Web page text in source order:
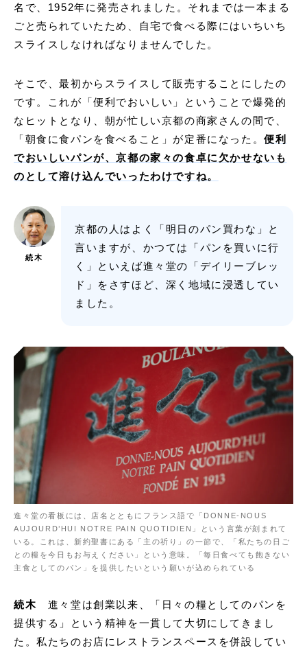
名で、1952年に発売されました。それまでは一本まる
ごと売られていたため、自宅で食べる際にはいちいち
スライスしなければなりませんでした。
そこで、最初からスライスして販売することにしたの
です。これが「便利でおいしい」ということで爆発的
なヒットとなり、朝が忙しい京都の商家さんの間で、
「朝食に食パンを食べること」が定番になった。便利
でおいしいパンが、京都の家々の食卓に欠かせないも
のとして溶け込んでいったわけですね。
続木
京都の人はよく「明日のパン買わな」と
言いますが、かつては「パンを買いに行
く」といえば進々堂の「デイリーブレッ
ド」をさすほど、深く地域に浸透してい
ました。
進々堂の看板には、店名とともにフランス語で「DONNE-NOUS
AUJOURD’HUI NOTRE PAIN QUOTIDIEN」という言葉が刻まれて
いる。これは、新約聖書にある「主の祈り」の一節で、「私たちの日ご
との糧を今日もお与えください」という意味。「毎日食べても飽きない
主食としてのパン」を提供したいという願いが込められている
続木
進々堂は創業以来、「日々の糧としてのパンを
提供する」という精神を一貫して大切にしてきまし
た。私たちのお店にレストランスペースを併設してい